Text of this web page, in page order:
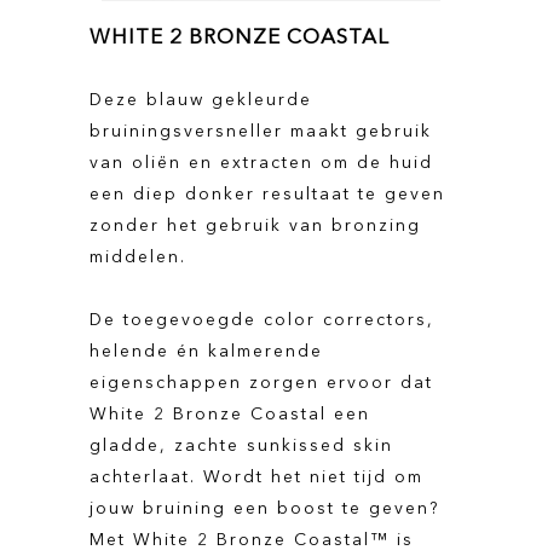
WHITE 2 BRONZE COASTAL
Deze blauw gekleurde
bruiningsversneller maakt gebruik
van oliën en extracten om de huid
een diep donker resultaat te geven
zonder het gebruik van bronzing
middelen.
De toegevoegde color correctors,
helende én kalmerende
eigenschappen zorgen ervoor dat
White 2 Bronze Coastal een
gladde, zachte sunkissed skin
achterlaat. Wordt het niet tijd om
jouw bruining een boost te geven?
Met White 2 Bronze Coastal™ is